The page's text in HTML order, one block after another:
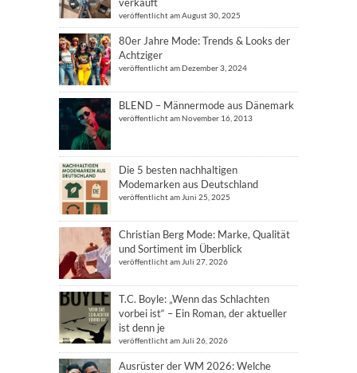
veröffentlicht am August 30, 2025
80er Jahre Mode: Trends & Looks der
Achtziger
veröffentlicht am Dezember 3, 2024
BLEND – Männermode aus Dänemark
veröffentlicht am November 16, 2013
Die 5 besten nachhaltigen
Modemarken aus Deutschland
veröffentlicht am Juni 25, 2025
Christian Berg Mode: Marke, Qualität
und Sortiment im Überblick
veröffentlicht am Juli 27, 2026
T.C. Boyle: „Wenn das Schlachten
vorbei ist“ – Ein Roman, der aktueller
ist denn je
veröffentlicht am Juli 26, 2026
Ausrüster der WM 2026: Welche